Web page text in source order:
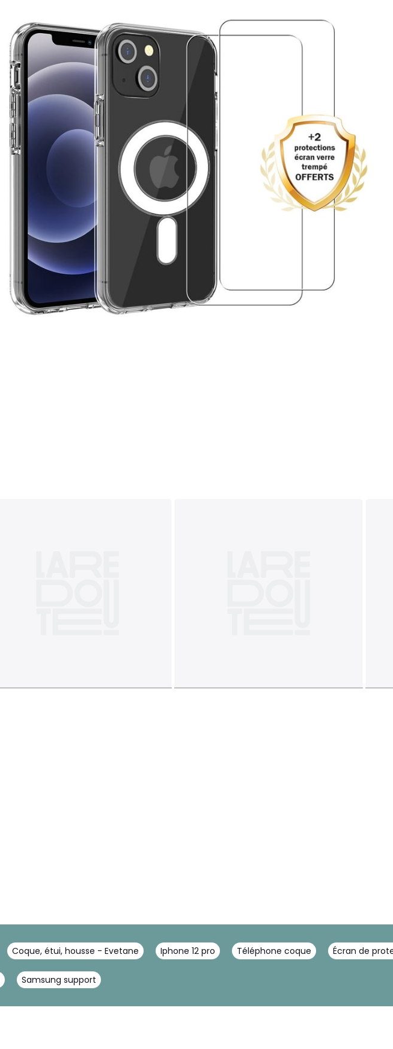
Coque, étui, housse - Evetane Iphone 12 pro Téléphone coque Écran de
Samsung support